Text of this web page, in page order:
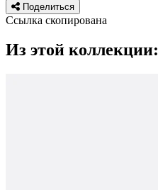
Поделиться
Ссылка скопирована
Из этой коллекции: